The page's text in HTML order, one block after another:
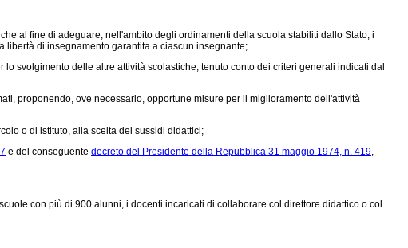
al fine di adeguare, nell'ambito degli ordinamenti della scuola stabiliti dallo Stato, i
di insegnamento garantita a ciascun insegnante;
svolgimento delle altre attività scolastiche, tenuto conto dei criteri generali indicati dal
proponendo, ove necessario, opportune misure per il miglioramento dell'attività
o di istituto, alla scelta dei sussidi didattici;
e del conseguente decreto del Presidente della Repubblica 31 maggio 1974, n. 419,
con più di 900 alunni, i docenti incaricati di collaborare col direttore didattico o col